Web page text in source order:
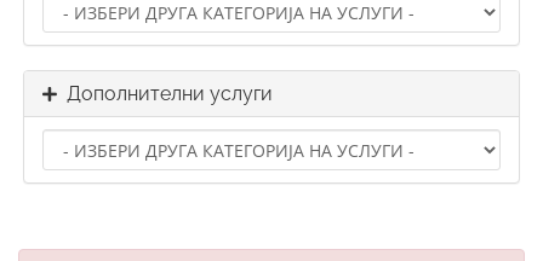
Дополнителни услуги